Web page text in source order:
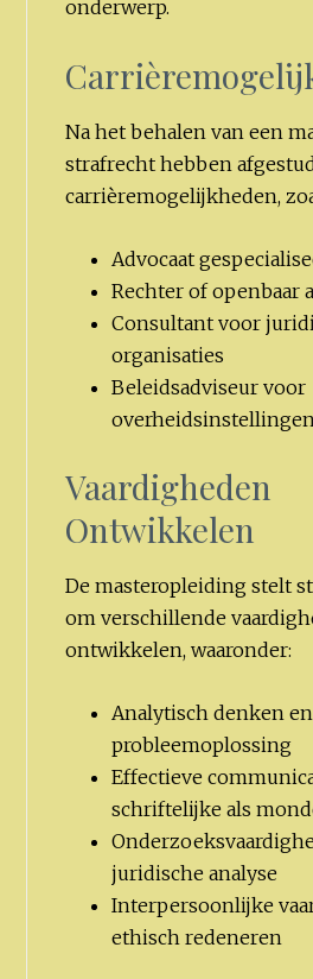
onderwerp.
Na het behalen van een
strafrecht hebben
carrièremogelijkheden,
Advocaat
Rechter of openbaar
Consultant voor
organisaties
Beleidsadviseur voor
overheidsinstellingen
Vaardigheden
Ontwikkelen
De masteropleiding stelt
om verschillende
ontwikkelen, waaronder:
Analytisch denken en
probleemoplossing
Effectieve
schriftelijke als
juridische analyse
Interpersoonlijke
ethisch redeneren